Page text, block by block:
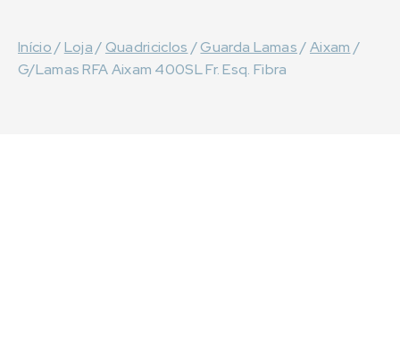
Início/Loja /Quadriciclos /Guarda Lamas /Aixam /
G/Lamas RFA Aixam 400SL Fr. Esq. Fibra